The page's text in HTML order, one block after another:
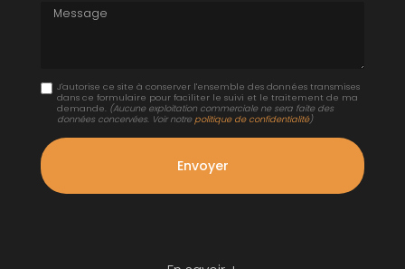
Message
J'autorise ce site à conserver l'ensemble des données transmises
dans ce formulaire pour faciliter le suivi et le traitement de ma
demande. (Aucune exploitation commerciale ne sera faite des
données concervées. Voir notre politique de confidentialité)